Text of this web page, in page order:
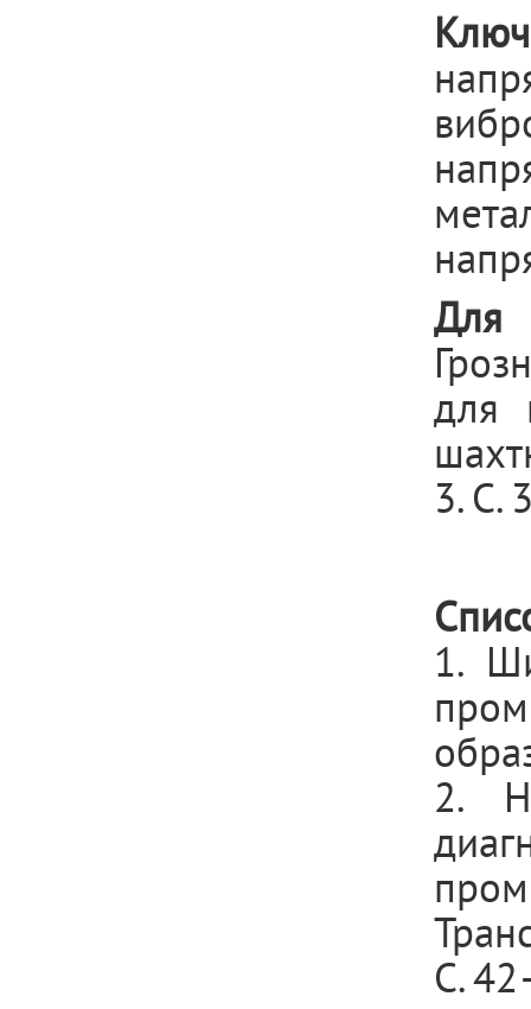
Для
для
3. С.
1.
2.
С.